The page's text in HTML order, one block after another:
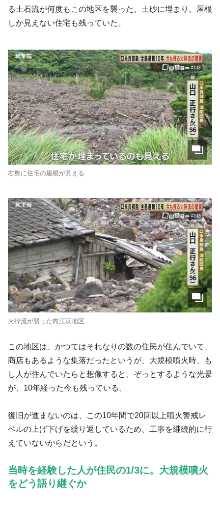
る土石流が何度もこの地区を襲った。土砂に埋まり、屋根
しか見えない住宅も残っていた。
右奥に住宅の屋根が見える
火砕流が襲った向江浜地区
この地区は、かつてはそれなりの数の住民が住んでいて、
商店もあるような集落だったというが、大規模噴火時、も
し人が住んでいたらと想像すると、ぞっとするような光景
が、10年経った今も残っている。
復旧が進まないのは、この10年間で20回以上噴火警戒レ
ベルの上げ下げを繰り返しているため、工事を継続的に行
えていないからだという。
当時を経験した人が住民の1/3に。大規模噴火
をどう語り継ぐか